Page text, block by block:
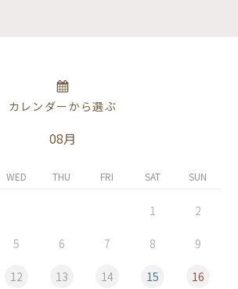
カレンダーから選ぶ
08月
WED THU FRI SAT SUN
1 2
5 6 7 8 9
12 13 14 15 16